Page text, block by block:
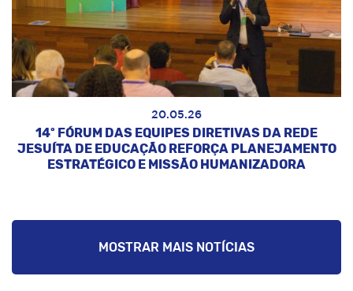
20.05.26
14º FÓRUM DAS EQUIPES DIRETIVAS DA REDE
JESUÍTA DE EDUCAÇÃO REFORÇA PLANEJAMENTO
ESTRATÉGICO E MISSÃO HUMANIZADORA
MOSTRAR MAIS NOTÍCIAS